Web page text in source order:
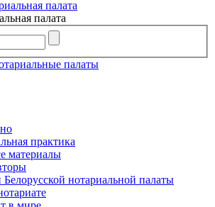
палата
палаты
практика
материалы
нотариальной палаты